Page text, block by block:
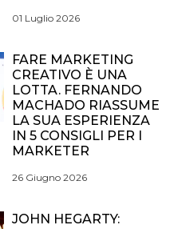
01 Luglio 2026
FARE MARKETING
CREATIVO È UNA
LOTTA. FERNANDO
MACHADO RIASSUME
LA SUA ESPERIENZA
IN 5 CONSIGLI PER I
MARKETER
26 Giugno 2026
JOHN HEGARTY: